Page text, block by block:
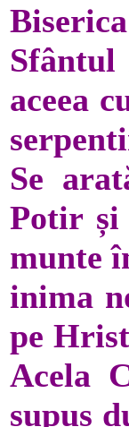
Sfântul
aceea
Se
Potir și
munte
inima
pe
Acela
supus